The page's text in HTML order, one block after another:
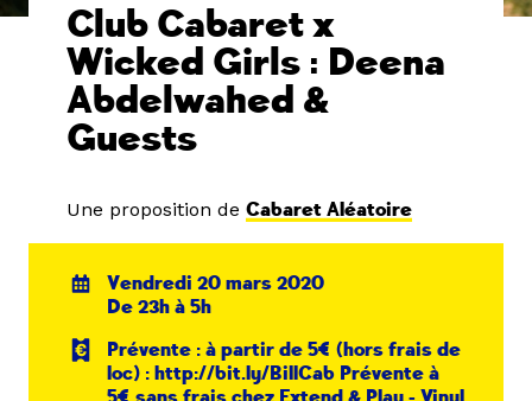
Club Cabaret x
Wicked Girls : Deena
Abdelwahed &
Guests
Une proposition de Cabaret Aléatoire
Vendredi 20 mars 2020
De 23h à 5h
Prévente : à partir de 5€ (hors frais de
loc) : http://bit.ly/BillCab Prévente à